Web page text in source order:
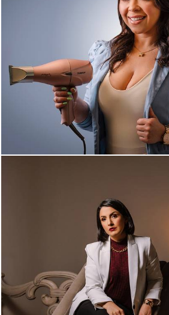
946 9
3214 19